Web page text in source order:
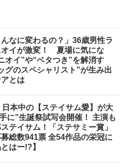
んなに変わるの？」36歳男性ラ
オイが激変！ 夏場に気にな
オイ”や“ベタつき”を解消す
グのスペシャリスト”が生み出
とは
日本中の【ステイサム愛】が大
に”生誕祭試写会開催！ 主演も
テイサム！「ステサミー賞」
総数941票 全54作品の栄冠に
はー!?】